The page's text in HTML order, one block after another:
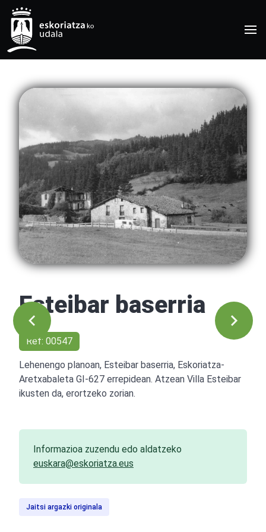
Esteibar baserria
Ref: 00547
Lehenengo planoan, Esteibar baserria, Eskoriatza-
Aretxabaleta GI-627 errepidean. Atzean Villa Esteibar
ikusten da, erortzeko zorian.
Informazioa zuzendu edo aldatzeko
euskara@eskoriatza.eus
Jaitsi argazki originala